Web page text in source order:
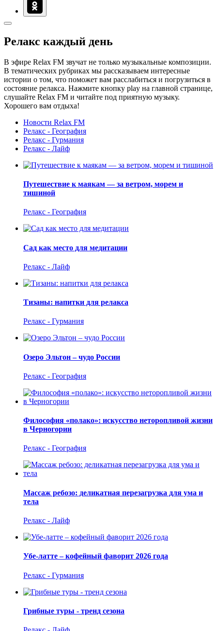
Релакс каждый день
В эфире Relax FM звучат не только музыкальные композиции.
В тематических рубриках мы рассказываем интересные
истории о том, что поможет вам расслабиться и погрузиться в
состояние релакса. Нажмите кнопку play на главной странице,
слушайте Relax FM и читайте под приятную музыку.
Хорошего вам отдыха!
Новости Relax FM
Релакс - География
Релакс - Гурмания
Релакс - Лайф
Путешествие к маякам — за ветром, морем и
тишиной
Релакс - География
Сад как место для медитации
Релакс - Лайф
Тизаны: напитки для релакса
Релакс - Гурмания
Озеро Эльтон – чудо России
Релакс - География
Философия «полако»: искусство неторопливой жизни
в Черногории
Релакс - География
Массаж ребозо: деликатная перезагрузка для ума и
тела
Релакс - Лайф
Убе-латте – кофейный фаворит 2026 года
Релакс - Гурмания
Грибные туры - тренд сезона